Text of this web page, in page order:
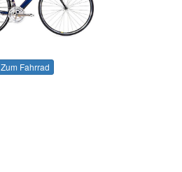
Zum Fahrrad